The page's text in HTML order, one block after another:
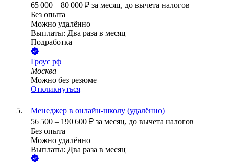
65 000 – 80 000 ₽ за месяц, до вычета налогов
Без опыта
Можно удалённо
Выплаты: Два раза в месяц
Подработка
Гроус рф
Москва
Можно без резюме
Откликнуться
Менеджер в онлайн-школу (удалённо)
56 500 – 190 600 ₽ за месяц, до вычета налогов
Без опыта
Можно удалённо
Выплаты: Два раза в месяц